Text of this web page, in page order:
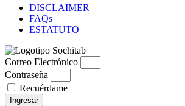
DISCLAIMER
FAQs
ESTATUTO
Correo Electrónico
Contraseña
Recuérdame
Ingresar